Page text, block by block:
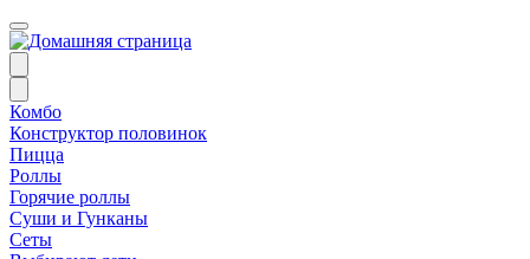
Комбо
Конструктор половинок
Пицца
Роллы
Горячие роллы
Суши и Гунканы
Сеты